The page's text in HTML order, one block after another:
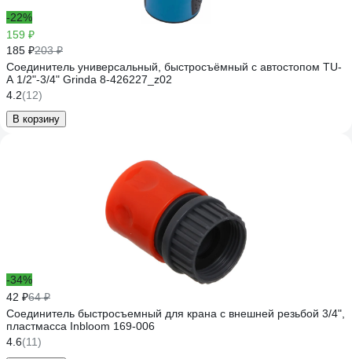
-22%
159 ₽
185 ₽203 ₽
Соединитель универсальный, быстросъёмный с автостопом TU-
A 1/2"-3/4" Grinda 8-426227_z02
4.2(12)
В корзину
-34%
42 ₽64 ₽
Соединитель быстросъемный для крана с внешней резьбой 3/4",
пластмасса Inbloom 169-006
4.6(11)